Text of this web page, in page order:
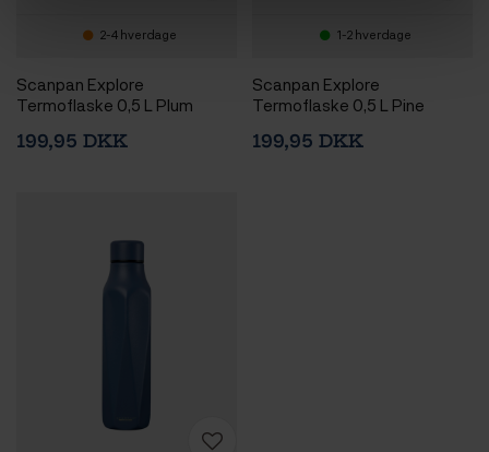
2-4 hverdage
Scanpan Explore
Termoflaske 0,5 L Plum
199,95 DKK
1-2 hverdage
Scanpan Explore
Termoflaske 0,5 L Pine
199,95 DKK